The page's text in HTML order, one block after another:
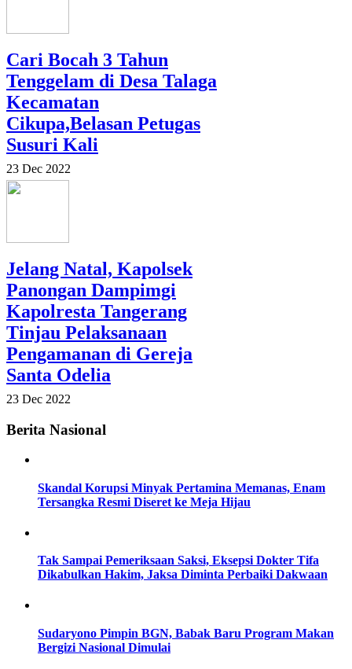
Cari Bocah 3 Tahun
Tenggelam di Desa Talaga
Kecamatan
Cikupa,Belasan Petugas
Susuri Kali
23 Dec 2022
Jelang Natal, Kapolsek
Panongan Dampimgi
Kapolresta Tangerang
Tinjau Pelaksanaan
Pengamanan di Gereja
Santa Odelia
23 Dec 2022
Berita Nasional
Skandal Korupsi Minyak Pertamina Memanas, Enam
Tersangka Resmi Diseret ke Meja Hijau
Tak Sampai Pemeriksaan Saksi, Eksepsi Dokter Tifa
Dikabulkan Hakim, Jaksa Diminta Perbaiki Dakwaan
Sudaryono Pimpin BGN, Babak Baru Program Makan
Bergizi Nasional Dimulai